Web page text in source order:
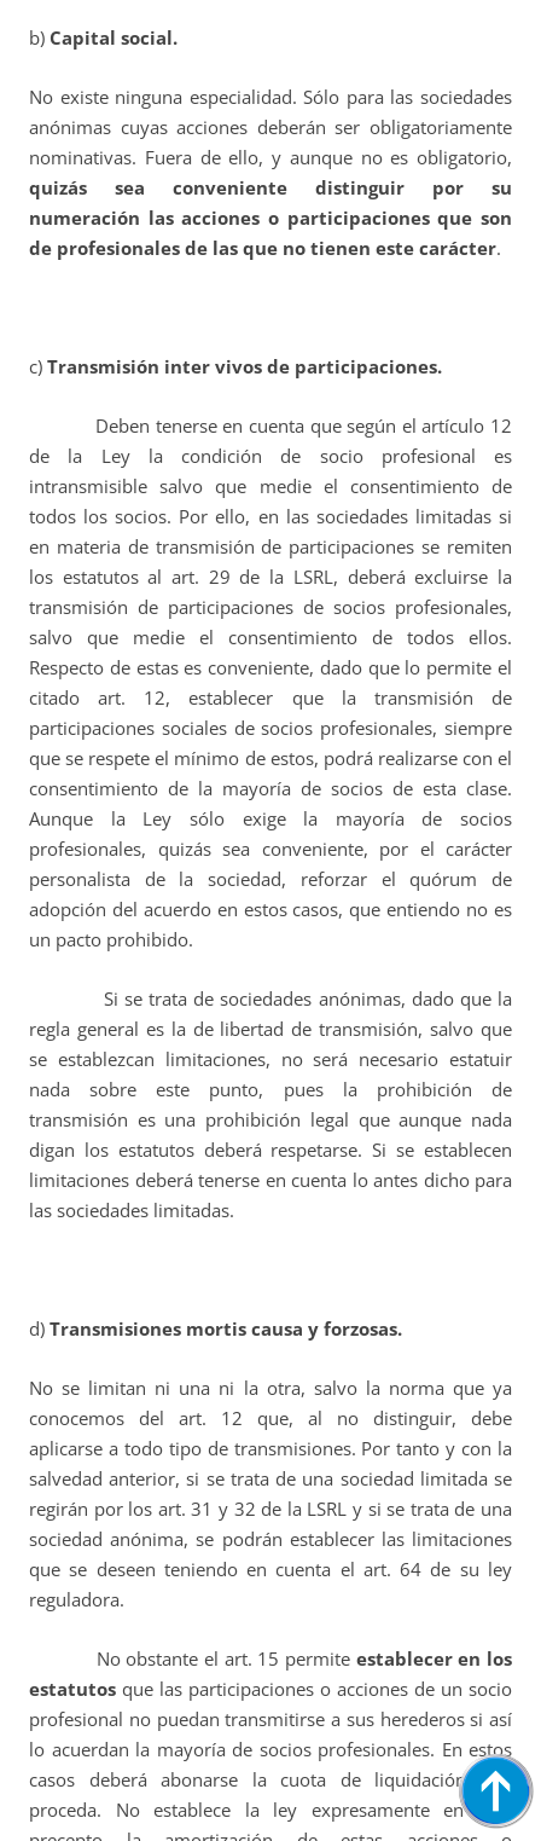
b) Capital social.
No existe ninguna especialidad. Sólo para las sociedades
anónimas cuyas acciones deberán ser obligatoriamente
nominativas. Fuera de ello, y aunque no es obligatorio,
quizás sea conveniente distinguir por su
numeración las acciones o participaciones que son
de profesionales de las que no tienen este carácter.
c) Transmisión inter vivos de participaciones.
Deben tenerse en cuenta que según el artículo 12
de la Ley la condición de socio profesional es
intransmisible salvo que medie el consentimiento de
todos los socios. Por ello, en las sociedades limitadas si
en materia de transmisión de participaciones se remiten
los estatutos al art. 29 de la LSRL, deberá excluirse la
transmisión de participaciones de socios profesionales,
salvo que medie el consentimiento de todos ellos.
Respecto de estas es conveniente, dado que lo permite el
citado art. 12, establecer que la transmisión de
participaciones sociales de socios profesionales, siempre
que se respete el mínimo de estos, podrá realizarse con el
consentimiento de la mayoría de socios de esta clase.
Aunque la Ley sólo exige la mayoría de socios
profesionales, quizás sea conveniente, por el carácter
personalista de la sociedad, reforzar el quórum de
adopción del acuerdo en estos casos, que entiendo no es
un pacto prohibido.
Si se trata de sociedades anónimas, dado que la
regla general es la de libertad de transmisión, salvo que
se establezcan limitaciones, no será necesario estatuir
nada sobre este punto, pues la prohibición de
transmisión es una prohibición legal que aunque nada
digan los estatutos deberá respetarse. Si se establecen
limitaciones deberá tenerse en cuenta lo antes dicho para
las sociedades limitadas.
d) Transmisiones mortis causa y forzosas.
No se limitan ni una ni la otra, salvo la norma que ya
conocemos del art. 12 que, al no distinguir, debe
aplicarse a todo tipo de transmisiones. Por tanto y con la
salvedad anterior, si se trata de una sociedad limitada se
regirán por los art. 31 y 32 de la LSRL y si se trata de una
sociedad anónima, se podrán establecer las limitaciones
que se deseen teniendo en cuenta el art. 64 de su ley
reguladora.
No obstante el art. 15 permite establecer en los
estatutos que las participaciones o acciones de un socio
profesional no puedan transmitirse a sus herederos si así
lo acuerdan la mayoría de socios profesionales. En estos
casos deberá abonarse la cuota de liquidación que
proceda. No establece la ley expresamente en este